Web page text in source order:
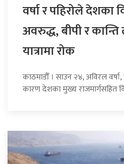
वर्षा र पहिरोले देशका
अवरुद्ध, बीपी र
यात्रामा रोक
काठमाडौँ । साउन २४, अविरल
कारण देशका मुख्य राजमार्गसहित